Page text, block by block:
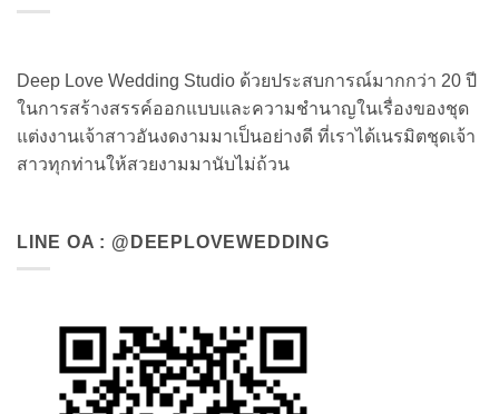
Deep Love Wedding Studio ด้วยประสบการณ์มากกว่า 20 ปี
ในการสร้างสรรค์ออกแบบและความชำนาญในเรื่องของชุด
แต่งงานเจ้าสาวอันงดงามมาเป็นอย่างดี ที่เราได้เนรมิตชุดเจ้า
สาวทุกท่านให้สวยงามมานับไม่ถ้วน
LINE OA : @DEEPLOVEWEDDING